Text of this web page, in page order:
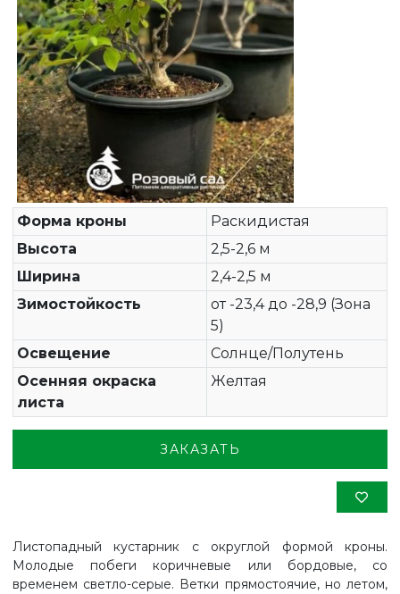
Форма кроны
Раскидистая
Высота
2,5-2,6 м
Ширина
2,4-2,5 м
Зимостойкость
от -23,4 до -28,9 (Зона
5)
Освещение
Солнце/Полутень
Осенняя окраска
листа
Желтая
ЗАКАЗАТЬ
Листопадный кустарник с округлой формой кроны.
Молодые побеги коричневые или бордовые, со
временем светло-серые. Ветки прямостоячие, но летом,